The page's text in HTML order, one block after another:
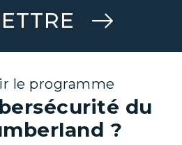
le programme
du
?